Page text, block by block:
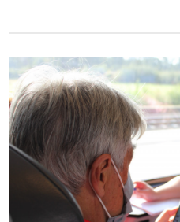
nach dem Projektende
Bürgermeisterin Christine
„Begegnungsweg“ im